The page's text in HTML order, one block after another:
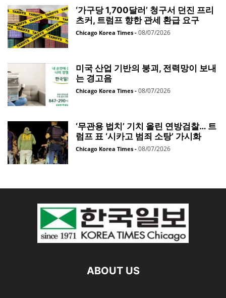
‘가구당 1,700달러’ 청구서 던진 프리
츠커, 트럼프 향한 관세 환급 요구
Chicago Korea Times - 08/07/2026
미국 산업 기반의 붕괴, 전력망이 보내
는 경고음
Chicago Korea Times - 08/07/2026
‘무관용 법치’ 기치 올린 연방검찰… 트
럼프 표 ‘시카고 범죄 소탕’ 가시화
Chicago Korea Times - 08/07/2026
ABOUT US